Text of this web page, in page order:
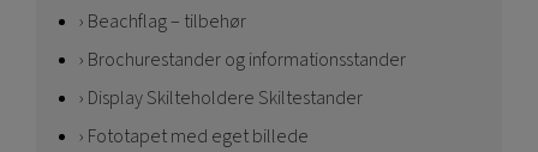
Beachflag – tilbehør
Brochurestander og informationsstander
Display Skilteholdere Skiltestander
Fototapet med eget billede